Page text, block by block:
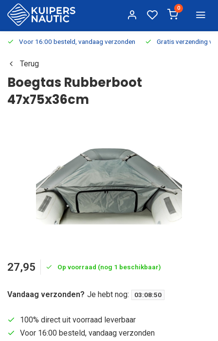
0
Voor 16:00 besteld, vandaag verzonden Gratis verzending
Terug
Boegtas Rubberboot
47x75x36cm
27,95 Op voorraad (nog 1 beschikbaar)
Vandaag verzonden? Je hebt nog: 03:08:49
100% direct uit voorraad leverbaar
Voor 16:00 besteld, vandaag verzonden